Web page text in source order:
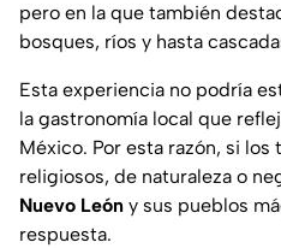
pero en la que también
bosques, ríos y hasta
Esta experiencia no podría
la gastronomía local que
México. Por esta razón, si
religiosos, de naturaleza o
Nuevo León y sus pueblos
respuesta.